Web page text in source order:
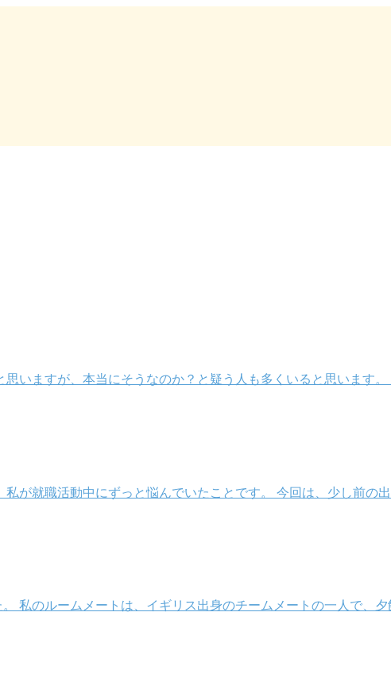
いますが、本当にそうなのか？と疑う人も多くいると思います。
が就職活動中にずっと悩んでいたことです。 今回は、少し前の
私のルームメートは、イギリス出身のチームメートの一人で、夕